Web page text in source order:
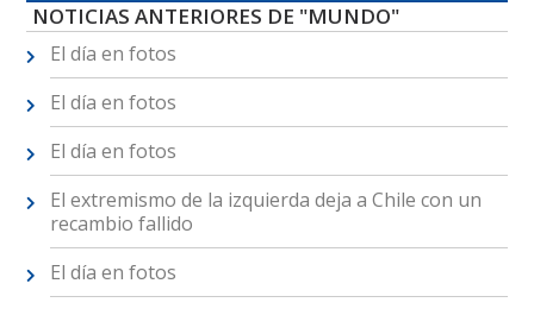
NOTICIAS ANTERIORES DE "MUNDO"
El día en fotos
El día en fotos
El día en fotos
El extremismo de la izquierda deja a Chile con un
recambio fallido
El día en fotos